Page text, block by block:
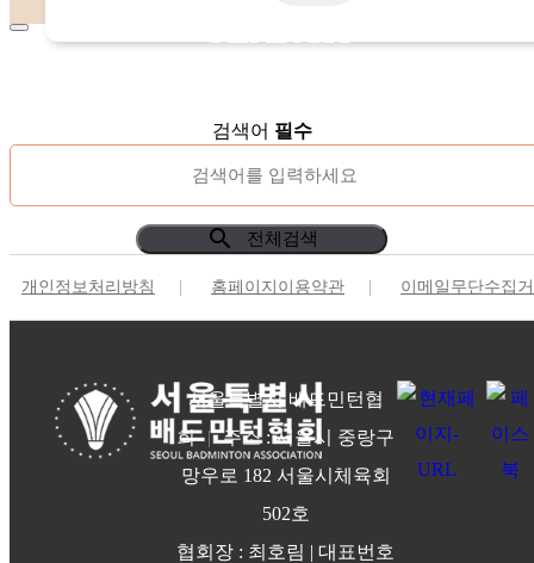
검색어 필수
search 전체검색
개인정보처리방침 홈페이지이용약관 이메일무단수집
서울특별시 배드민턴협
회
| 주소 : 서울시 중랑구
망우로 182 서울시체육회
502호
협회장 : 최호림 | 대표번호